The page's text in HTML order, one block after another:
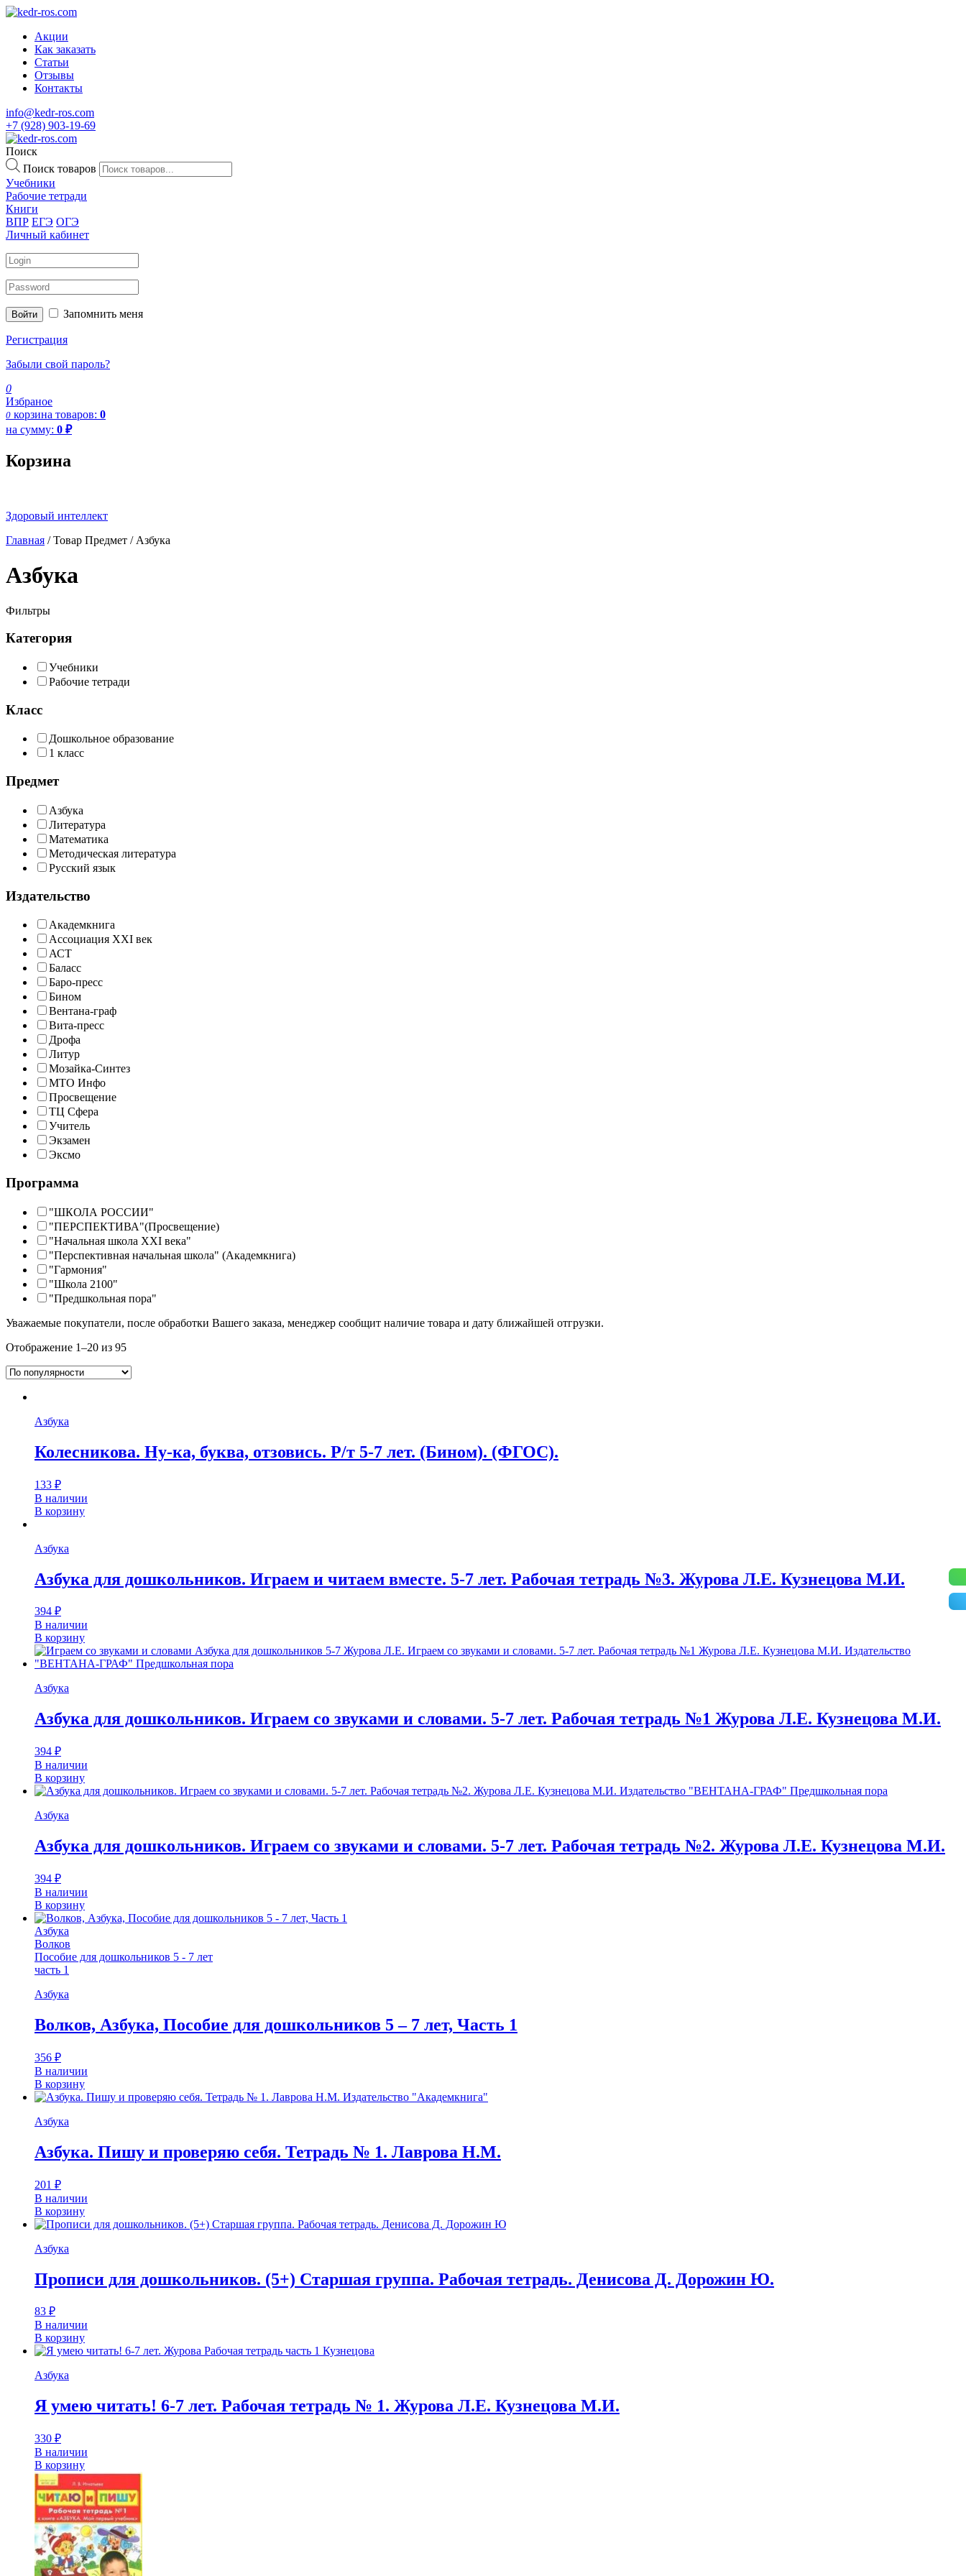
Акции
Как заказать
Статьи
Отзывы
Контакты
info@kedr-ros.com
+7 (928) 903-19-69
Поиск
Поиск товаров
Учебники
Рабочие тетради
Книги
ВПР ЕГЭ ОГЭ
Личный кабинет
Войти Запомнить меня
Регистрация
Забыли свой пароль?
0
Избраное
0 корзина товаров: 0
на сумму: 0 ₽
Корзина
Здоровый интеллект
Главная / Товар Предмет / Азбука
Азбука
Фильтры
Категория
Учебники
Рабочие тетради
Класс
Дошкольное образование
1 класс
Предмет
Азбука
Литература
Математика
Методическая литература
Русский язык
Издательство
Академкнига
Ассоциация XXI век
АСТ
Баласс
Баро-пресс
Бином
Вентана-граф
Вита-пресс
Дрофа
Литур
Мозайка-Синтез
МТО Инфо
Просвещение
ТЦ Сфера
Учитель
Экзамен
Эксмо
Программа
"ШКОЛА РОССИИ"
"ПЕРСПЕКТИВА"(Просвещение)
"Начальная школа XXI века"
"Перспективная начальная школа" (Академкнига)
"Гармония"
"Школа 2100"
"Предшкольная пора"
Уважаемые покупатели, после обработки Вашего заказа, менеджер сообщит наличие товара и дату ближайшей отгрузки.
Отображение 1–20 из 95
Азбука
Колесникова. Ну-ка, буква, отзовись. Р/т 5-7 лет. (Бином). (ФГОС).
133 ₽
В наличии
В корзину
Азбука
Азбука для дошкольников. Играем и читаем вместе. 5-7 лет. Рабочая тетрадь №3. Журова Л.Е. Кузнецова М.И.
394 ₽
В наличии
В корзину
Азбука
Азбука для дошкольников. Играем со звуками и словами. 5-7 лет. Рабочая тетрадь №1 Журова Л.Е. Кузнецова М.И.
394 ₽
В наличии
В корзину
Азбука
Азбука для дошкольников. Играем со звуками и словами. 5-7 лет. Рабочая тетрадь №2. Журова Л.Е. Кузнецова М.И.
394 ₽
В наличии
В корзину
Азбука
Волков
Пособие для дошкольников 5 - 7 лет
часть 1
Азбука
Волков, Азбука, Пособие для дошкольников 5 – 7 лет, Часть 1
356 ₽
В наличии
В корзину
Азбука
Азбука. Пишу и проверяю себя. Тетрадь № 1. Лаврова Н.М.
201 ₽
В наличии
В корзину
Азбука
Прописи для дошкольников. (5+) Старшая группа. Рабочая тетрадь. Денисова Д. Дорожин Ю.
83 ₽
В наличии
В корзину
Азбука
Я умею читать! 6-7 лет. Рабочая тетрадь № 1. Журова Л.Е. Кузнецова М.И.
330 ₽
В наличии
В корзину